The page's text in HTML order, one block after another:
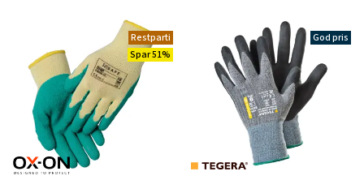
Restparti
Spar 51%
God pris